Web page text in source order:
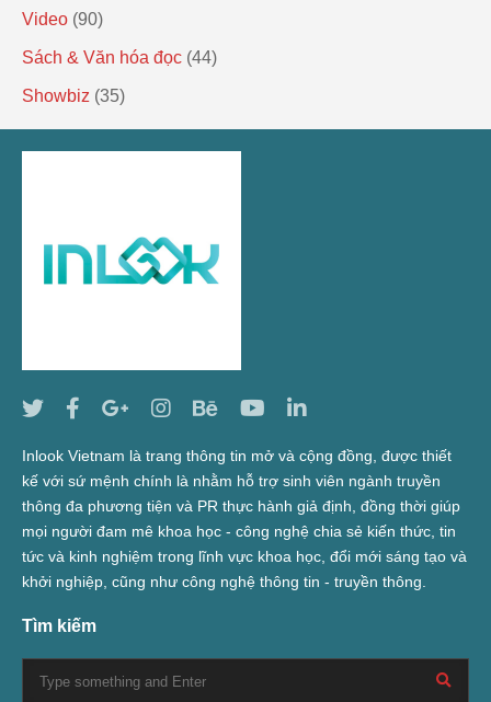
Video (90)
Sách & Văn hóa đọc (44)
Showbiz (35)
Inlook Vietnam là trang thông tin mở và cộng đồng, được thiết
kế với sứ mệnh chính là nhằm hỗ trợ sinh viên ngành truyền
thông đa phương tiện và PR thực hành giả định, đồng thời giúp
mọi người đam mê khoa học - công nghệ chia sẻ kiến thức, tin
tức và kinh nghiệm trong lĩnh vực khoa học, đổi mới sáng tạo và
khởi nghiệp, cũng như công nghệ thông tin - truyền thông.
Tìm kiếm